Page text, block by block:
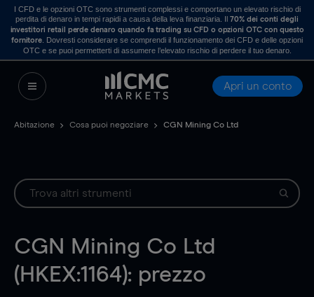
I CFD e le opzioni OTC sono strumenti complessi e comportano un elevato rischio di
perdita di denaro in tempi rapidi a causa della leva finanziaria. Il70% dei conti degli
investitori retail perde denaro quando fa trading su CFD o opzioni OTC con questo
fornitore . Dovresti considerare se comprendi il funzionamento dei CFD e delle opzioni
OTC e se puoi permetterti di assumere l’elevato rischio di perdere il tuo denaro.
Apri un conto
Abitazione Cosa puoi negoziare CGN Mining Co Ltd
CGN Mining Co Ltd
(HKEX:1164): prezzo